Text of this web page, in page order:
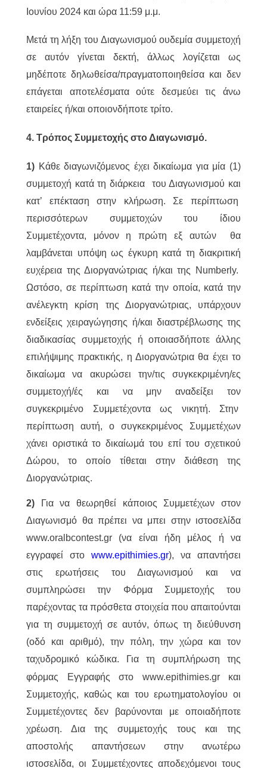
Ιουνίου 2024 και ώρα 11:59 μ.μ.
Μετά τη λήξη του Διαγωνισμού ουδεμία συμμετοχή
σε αυτόν γίνεται δεκτή, άλλως λογίζεται ως
μηδέποτε δηλωθείσα/πραγματοποιηθείσα και δεν
επάγεται αποτελέσματα ούτε δεσμεύει τις άνω
εταιρείες ή/και οποιονδήποτε τρίτο.
4. Τρόπος Συμμετοχής στο Διαγωνισμό.
1) Κάθε διαγωνιζόμενος έχει δικαίωμα για μία (1)
συμμετοχή κατά τη διάρκεια του Διαγωνισμού και
κατ’ επέκταση στην κλήρωση. Σε περίπτωση
περισσότερων συμμετοχών του ίδιου
Συμμετέχοντα, μόνον η πρώτη εξ αυτών θα
λαμβάνεται υπόψη ως έγκυρη κατά τη διακριτική
ευχέρεια της Διοργανώτριας ή/και της Numberly.
Ωστόσο, σε περίπτωση κατά την οποία, κατά την
ανέλεγκτη κρίση της Διοργανώτριας, υπάρχουν
ενδείξεις χειραγώγησης ή/και διαστρέβλωσης της
διαδικασίας συμμετοχής ή οποιασδήποτε άλλης
επιλήψιμης πρακτικής, η Διοργανώτρια θα έχει το
δικαίωμα να ακυρώσει την/τις συγκεκριμένη/ες
συμμετοχή/ές και να μην αναδείξει τον
συγκεκριμένο Συμμετέχοντα ως νικητή. Στην
περίπτωση αυτή, ο συγκεκριμένος Συμμετέχων
χάνει οριστικά το δικαίωμά του επί του σχετικού
Δώρου, το οποίο τίθεται στην διάθεση της
Διοργανώτριας.
2) Για να θεωρηθεί κάποιος Συμμετέχων στον
Διαγωνισμό θα πρέπει να μπει στην ιστοσελίδα
www.oralbcontest.gr (να είναι ήδη μέλος ή να
εγγραφεί στο www.epithimies.gr), να απαντήσει
στις ερωτήσεις του Διαγωνισμού και να
συμπληρώσει την Φόρμα Συμμετοχής του
παρέχοντας τα πρόσθετα στοιχεία που απαιτούνται
για τη συμμετοχή σε αυτόν, όπως τη διεύθυνση
(οδό και αριθμό), την πόλη, την χώρα και τον
ταχυδρομικό κώδικα.
Για τη συμπλήρωση της
φόρμας Εγγραφής στο www.epithimies.gr και
Συμμετοχής, καθώς και του ερωτηματολογίου οι
Συμμετέχοντες δεν βαρύνονται με οποιαδήποτε
χρέωση. Δια της συμμετοχής τους και της
αποστολής απαντήσεων στην ανωτέρω
ιστοσελίδα, οι Συμμετέχοντες αποδεχόμενοι τους